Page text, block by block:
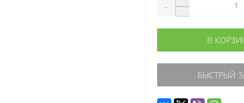
-
В
БЫСТРЫЙ